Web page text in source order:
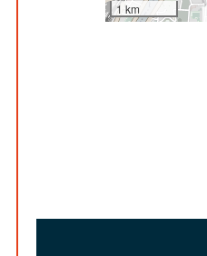
1 km